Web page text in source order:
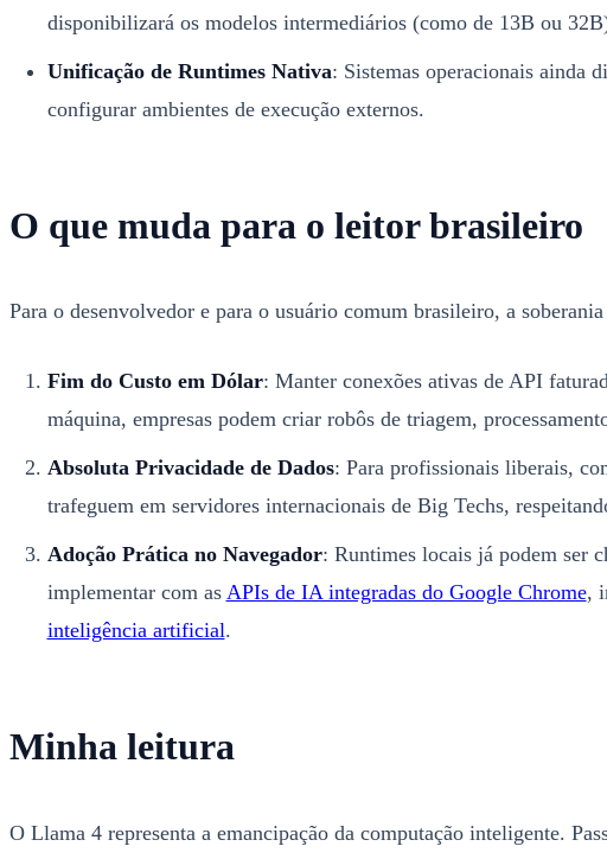
disponibilizará os modelos intermediários (como de 13B ou
Unificação de Runtimes Nativa: Sistemas operacionais ainda
configurar ambientes de execução externos.
O que muda para o leitor brasileiro
Para o desenvolvedor e para o usuário comum brasileiro, a
Fim do Custo em Dólar: Manter conexões ativas de API
máquina, empresas podem criar robôs de triagem,
Absoluta Privacidade de Dados: Para profissionais liberais,
trafeguem em servidores internacionais de Big Techs,
Adoção Prática no Navegador: Runtimes locais já podem ser
implementar com as APIs de IA integradas do Google Chrome,
inteligência artificial.
Minha leitura
O Llama 4 representa a emancipação da computação inteligente.